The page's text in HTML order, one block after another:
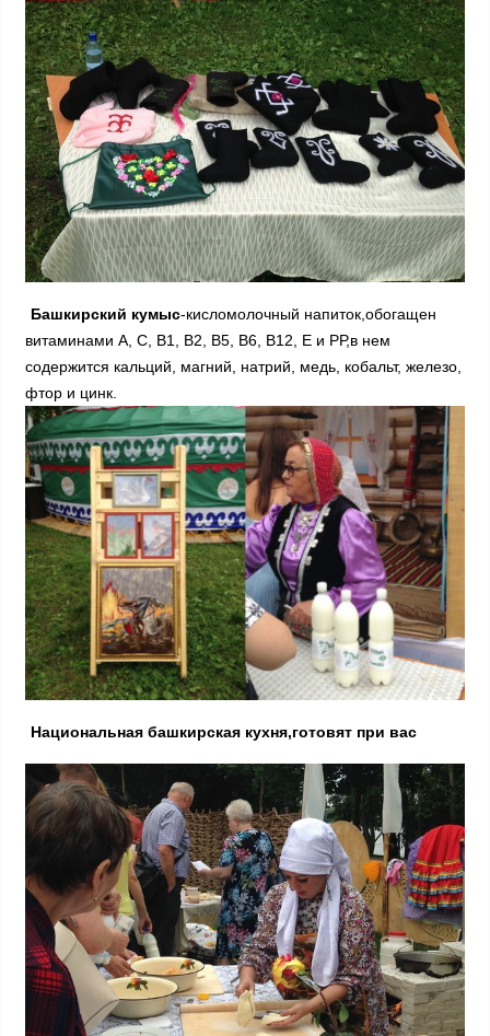
Башкирский кумыс-кисломолочный напиток,обогащен
витаминами А, С, В1, В2, В5, В6, В12, Е и РР,в нем
содержится кальций, магний, натрий, медь, кобальт, железо,
фтор и цинк.
Национальная башкирская кухня,готовят при вас